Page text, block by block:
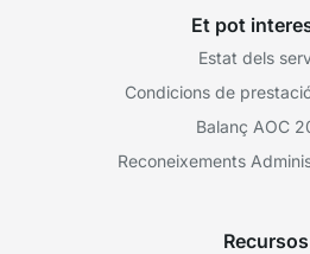
Et pot
Estat dels
Condicions de
Balanç AOC
Reconeixements
Recursos